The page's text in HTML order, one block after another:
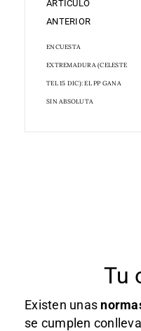
ARTÍCULO
ANTERIOR
ENCUESTA
EXTREMADURA (CELESTE
TEL 15 DIC): EL PP GANA
SIN ABSOLUTA
Tu
Existen unas
se cumplen